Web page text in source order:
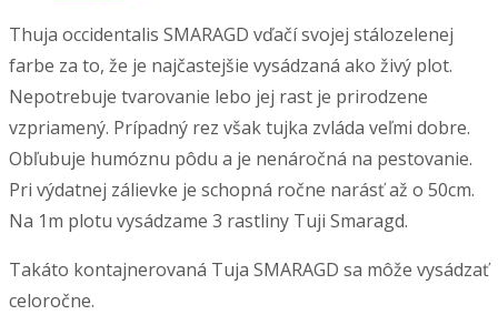
Thuja occidentalis SMARAGD vďačí svojej stálozelenej
farbe za to, že je najčastejšie vysádzaná ako živý plot.
Nepotrebuje tvarovanie lebo jej rast je prirodzene
vzpriamený. Prípadný rez však tujka zvláda veľmi dobre.
Obľubuje humóznu pôdu a je nenáročná na pestovanie.
Pri výdatnej zálievke je schopná ročne narásť až o 50cm.
Na 1m plotu vysádzame 3 rastliny Tuji Smaragd.
Takáto kontajnerovaná Tuja SMARAGD sa môže vysádzať
celoročne.